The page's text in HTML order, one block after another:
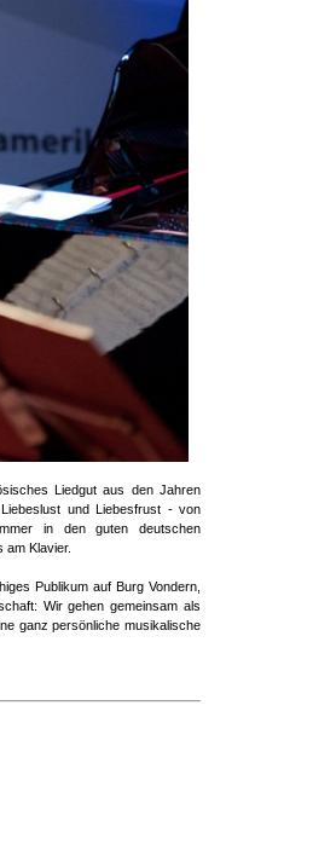
Liedgut aus den Jahren
und Liebesfrust - von
in den guten deutschen
am Klavier.
Publikum auf Burg Vondern,
Wir gehen gemeinsam als
ganz persönliche musikalische